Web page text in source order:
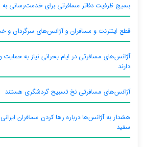
بسیج ظرفیت دفاتر مسافرتی برای خدمت‌رسانی به
قطع اینترنت و مسافران و آژانس‌های سرگردان و
آژانس‌های مسافرتی در ایام بحرانی نیاز به حمایت
دارند
آژانس‌های مسافرتی نخ تسبیح گردشگری هستند
هشدار به آژانس‌ها درباره رها کردن مسافران
سفید